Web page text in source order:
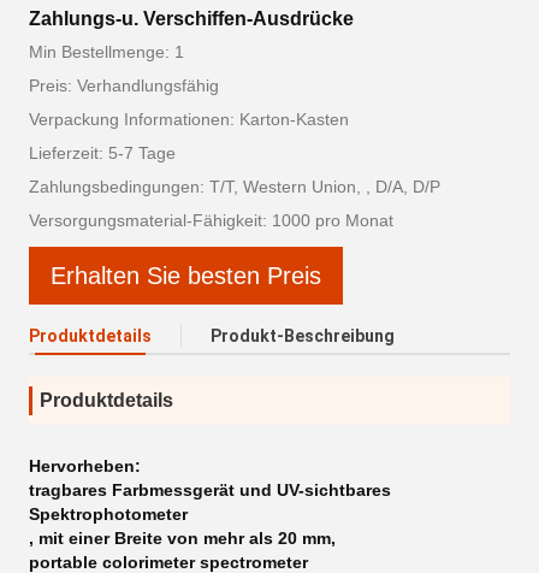
Zahlungs-u. Verschiffen-Ausdrücke
Min Bestellmenge: 1
Preis: Verhandlungsfähig
Verpackung Informationen: Karton-Kasten
Lieferzeit: 5-7 Tage
Zahlungsbedingungen: T/T, Western Union, , D/A, D/P
Versorgungsmaterial-Fähigkeit: 1000 pro Monat
Erhalten Sie besten Preis
Produktdetails Produkt-Beschreibung
Produktdetails
Hervorheben:
tragbares Farbmessgerät und UV-sichtbares
Spektrophotometer
, mit einer Breite von mehr als 20 mm,
portable colorimeter spectrometer